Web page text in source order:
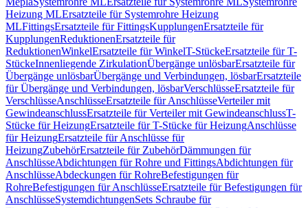
Heizung MLErsatzteile für Systemrohre Heizung
MLFittingsErsatzteile für FittingsKupplungenErsatzteile für
KupplungenReduktionenErsatzteile für
ReduktionenWinkelErsatzteile für WinkelT-StückeErsatzteile für T-
StückeInnenliegende ZirkulationÜbergänge unlösbarErsatzteile für
Übergänge unlösbarÜbergänge und Verbindungen, lösbarErsatzteile
für Übergänge und Verbindungen, lösbarVerschlüsseErsatzteile für
VerschlüsseAnschlüsseErsatzteile für AnschlüsseVerteiler mit
GewindeanschlussErsatzteile für Verteiler mit GewindeanschlussT-
Stücke für HeizungErsatzteile für T-Stücke für HeizungAnschlüsse
für HeizungErsatzteile für Anschlüsse für
HeizungZubehörErsatzteile für ZubehörDämmungen für
AnschlüsseAbdichtungen für Rohre und FittingsAbdichtungen für
AnschlüsseAbdeckungen für RohreBefestigungen für
RohreBefestigungen für AnschlüsseErsatzteile für Befestigungen für
AnschlüsseSystemdichtungenSets Schraube für